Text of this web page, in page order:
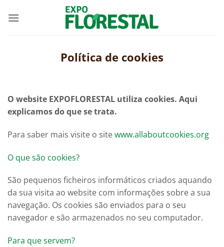
Política de cookies
O website EXPOFLORESTAL utiliza cookies. Aqui
explicamos do que se trata.
Para saber mais visite o sitewww.allaboutcookies.org
O que são cookies?
São pequenos ficheiros informáticos criados aquando
da sua visita ao website com informações sobre a sua
navegação. Os cookies são enviados para o seu
navegador e são armazenados no seu computador.
Para que servem?